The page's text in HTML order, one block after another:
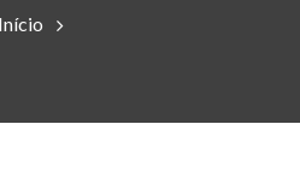
Início